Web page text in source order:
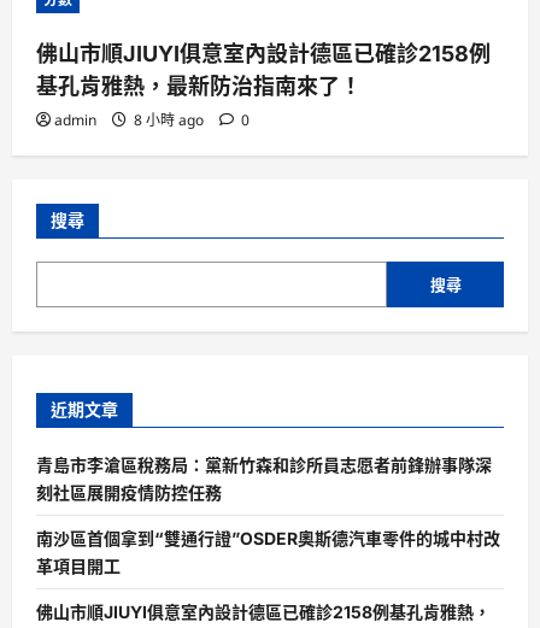
佛山市順JIUYI俱意室內設計德區已確診2158例
基孔肯雅熱，最新防治指南來了！
admin 8 小時 ago 0
搜尋
搜尋
近期文章
青島市李滄區稅務局：黨新竹森和診所員志愿者前鋒辦事隊深
刻社區展開疫情防控任務
南沙區首個拿到“雙通行證”OSDER奧斯德汽車零件的城中村改
革項目開工
佛山市順JIUYI俱意室內設計德區已確診2158例基孔肯雅熱，